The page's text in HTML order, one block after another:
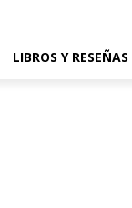
LIBROS Y RESEÑAS